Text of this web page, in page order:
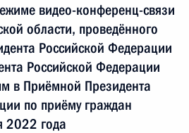
видео-конференц-связи
области, проведённого
Российской Федерации
Российской Федерации
в Приёмной Президента
по приёму граждан
2022 года